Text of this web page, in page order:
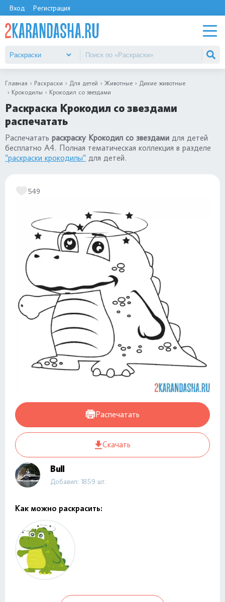
Вход Регистрация
Главная Раскраски Для детей Животные
Дикие животные
Крокодилы
Крокодил со звездами
Раскраска Крокодил со звездами
распечатать
Распечатать раскраску Крокодил со звездами для детей
бесплатно А4. Полная тематическая коллекция в разделе
"раскраски крокодилы" для детей.
549
Распечатать
Скачать
Bull
Добавил: 1859 шт.
Как можно раскрасить: